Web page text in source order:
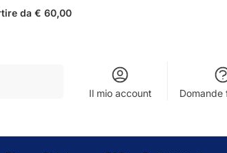
da € 60,00
Il mio account Domande